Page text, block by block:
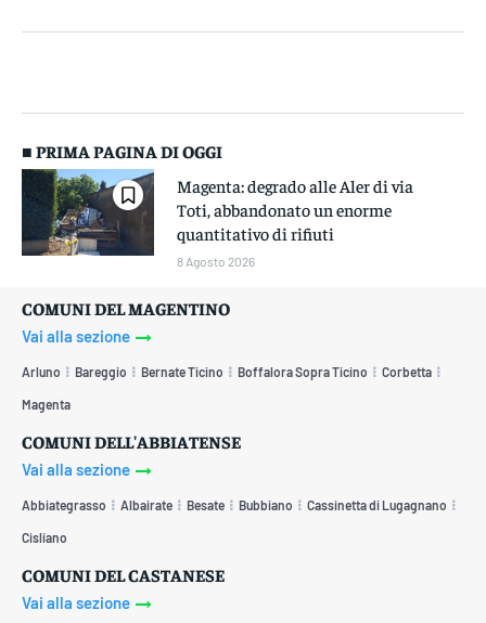
■ PRIMA PAGINA DI OGGI
Magenta: degrado alle Aler di via
Toti, abbandonato un enorme
quantitativo di rifiuti
8 Agosto 2026
COMUNI DEL MAGENTINO
Vai alla sezione
Arluno Bareggio Bernate Ticino Boffalora Sopra Ticino Corbetta
Magenta
COMUNI DELL'ABBIATENSE
Vai alla sezione
Abbiategrasso Albairate Besate Bubbiano Cassinetta di Lugagnano
Cisliano
COMUNI DEL CASTANESE
Vai alla sezione